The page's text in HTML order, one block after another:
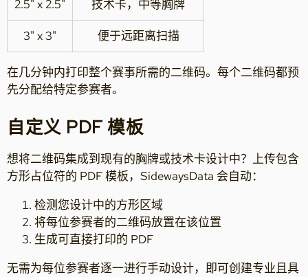
2.5" x 2.5" 技术卡，中等胸牌
3" x 3" 便于远距离扫描
在几分钟内打印整个赛事所需的二维码。每个二维码都预
先分配给特定参赛者。
自定义 PDF 模板
想将二维码集成到现有的胸牌或技术卡设计中？上传包含
方形占位符的 PDF 模板，SidewaysData 会自动：
检测您设计中的方形区域
将每位参赛者的二维码放置在该位置
生成可直接打印的 PDF
无需为每位参赛者逐一进行手动设计，即可创建专业且具